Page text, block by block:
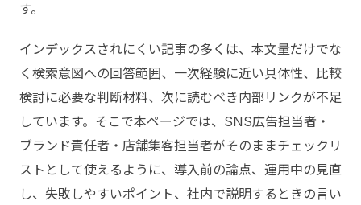
す。
インデックスされにくい記事の多くは、本文量だけでな
く検索意図への回答範囲、一次経験に近い具体性、比較
検討に必要な判断材料、次に読むべき内部リンクが不足
しています。そこで本ページでは、SNS広告担当者・
ブランド責任者・店舗集客担当者がそのままチェックリ
ストとして使えるように、導入前の論点、運用中の見直
し、失敗しやすいポイント、社内で説明するときの言い